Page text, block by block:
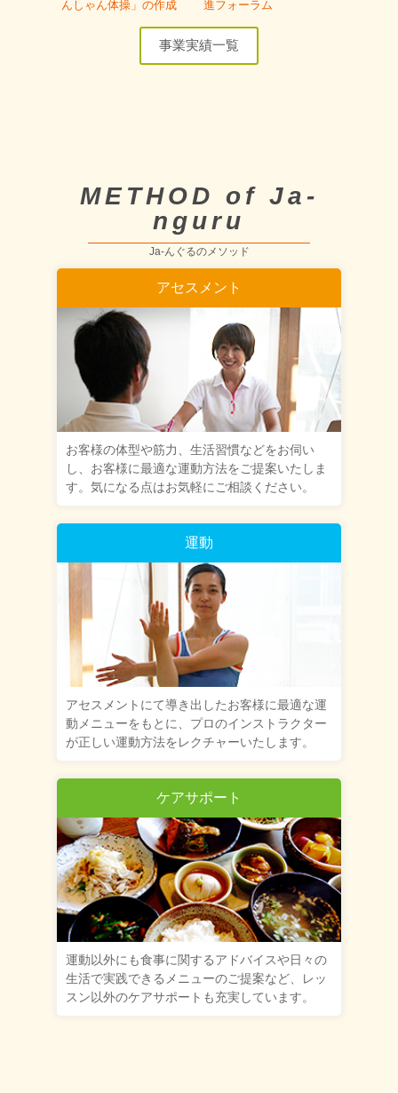
んしゃん体操」の作成 進フォーラム
事業実績一覧
METHOD of Ja-
nguru
Ja-んぐるのメソッド
アセスメント
お客様の体型や筋力、生活習慣などをお伺い
し、お客様に最適な運動方法をご提案いたしま
す。気になる点はお気軽にご相談ください。
運動
アセスメントにて導き出したお客様に最適な運
動メニューをもとに、プロのインストラクター
が正しい運動方法をレクチャーいたします。
ケアサポート
運動以外にも食事に関するアドバイスや日々の
生活で実践できるメニューのご提案など、レッ
スン以外のケアサポートも充実しています。